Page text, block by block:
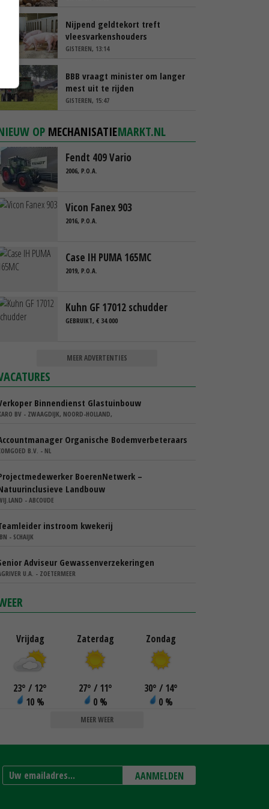
Nijpend geldtekort treft
vleesvarkenshouders
GISTEREN, 13:14
BBB vraagt minister om langer
mest uit te rijden
GISTEREN, 15:47
OP MECHANISATIEMARKT.NL
Fendt 409 Vario
2006, P.O.A.
Vicon Fanex 903
2016, P.O.A.
Case IH PUMA 165MC
2019, P.O.A.
Kuhn GF 17012 schudder
GEBRUIKT, € 34.000
MEER ADVERTENTIES
Binnendienst Glastuinbouw
BV - ZWAAGDIJK, NOORD-HOLLAND,
Organische Bodemverbeteraars
B.V. - NL
BoerenNetwerk –
Landbouw
- ABCOUDE
instroom kwekerij
- SCHAIJK
Adviseur Gewassenverzekeringen
U.A. - ZOETERMEER
Vrijdag
23° / 12°
10 %
Zaterdag
27° / 11°
0 %
Zondag
30° / 14°
0 %
MEER WEER
AANMELDEN